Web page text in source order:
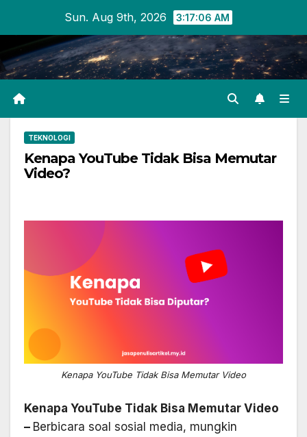
content
Sun. Aug 9th, 2026 3:17:07 AM
TEKNOLOGI
Kenapa YouTube Tidak Bisa Memutar
Video?
Kenapa YouTube Tidak Bisa Memutar Video
Kenapa YouTube Tidak Bisa Memutar Video
– Berbicara soal sosial media, mungkin